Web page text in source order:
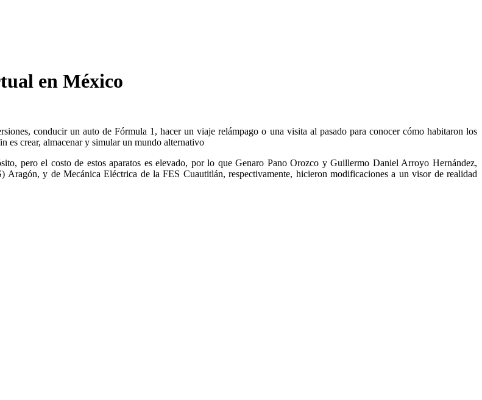
en México
conducir un auto de Fórmula 1, hacer un viaje relámpago o una visita al pasado para conocer cómo habitaron los
es crear, almacenar y simular un mundo alternativo
pero el costo de estos aparatos es elevado, por lo que Genaro Pano Orozco y Guillermo Daniel Arroyo Hernández,
Aragón, y de Mecánica Eléctrica de la FES Cuautitlán, respectivamente, hicieron modificaciones a un visor de realidad